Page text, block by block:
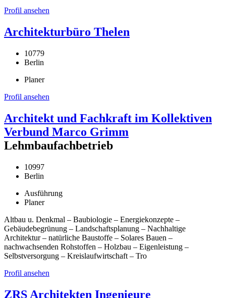
Profil ansehen
Architekturbüro Thelen
10779
Berlin
Planer
Profil ansehen
Architekt und Fachkraft im Kollektiven
Verbund Marco Grimm
Lehmbaufachbetrieb
10997
Berlin
Ausführung
Planer
Altbau u. Denkmal – Baubiologie – Energiekonzepte –
Gebäudebegrünung – Landschaftsplanung – Nachhaltige
Architektur – natürliche Baustoffe – Solares Bauen –
nachwachsenden Rohstoffen – Holzbau – Eigenleistung –
Selbstversorgung – Kreislaufwirtschaft – Tro
Profil ansehen
ZRS Architekten Ingenieure